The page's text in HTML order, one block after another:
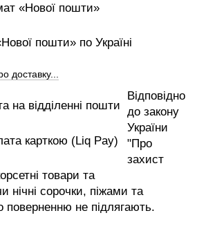
«Нової пошти»
пошти» по Україні
доставку...
на відділенні пошти
карткою (Liq Pay)
Відповідно
до закону
України
"Про
захист
товари та
нічні сорочки, піжами та
поверненню не підлягають.